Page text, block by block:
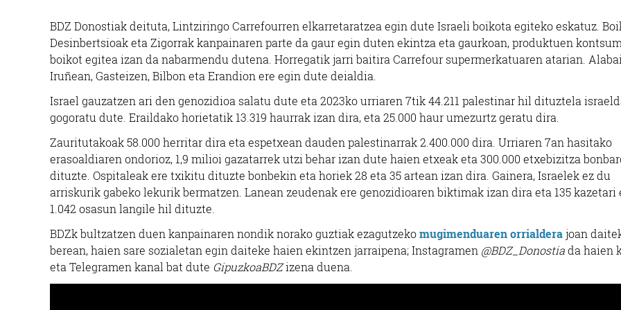
BDZ Donostiak deituta, Lintziringo Carrefourren elkarretaratzea egin dute Israeli boikota egiteko eskatuz.
Desinbertsioak eta Zigorrak kanpainaren parte da gaur egin duten ekintza eta gaurkoan, produktuen
boikot egitea izan da nabarmendu dutena. Horregatik jarri baitira Carrefour supermerkatuaren atarian.
Iruñean, Gasteizen, Bilbon eta Erandion ere egin dute deialdia.
Israel gauzatzen ari den genozidioa salatu dute eta 2023ko urriaren 7tik 44.211 palestinar hil dituztela
gogoratu dute. Eraildako horietatik 13.319 haurrak izan dira, eta 25.000 haur umezurtz geratu dira.
Zauritutakoak 58.000 herritar dira eta espetxean dauden palestinarrak 2.400.000 dira. Urriaren 7an hasitako
erasoaldiaren ondorioz, 1,9 milioi gazatarrek utzi behar izan dute haien etxeak eta 300.000 etxebizitza
dituzte. Ospitaleak ere txikitu dituzte bonbekin eta horiek 28 eta 35 artean izan dira. Gainera, Israelek ez du
arriskurik gabeko lekurik bermatzen. Lanean zeudenak ere genozidioaren biktimak izan dira eta 135 kazetari
1.042 osasun langile hil dituzte.
BDZk bultzatzen duen kanpainaren nondik norako guztiak ezagutzekomugimenduaren orrialdera joan
berean, haien sare sozialetan egin daiteke haien ekintzen jarraipena; Instagramen @BDZ_Donostiada haien
eta Telegramen kanal bat dute GipuzkoaBDZizena duena.
Barne diseinua
ETXEBARRU DENDA
Artisautza Barne diseinua
ETXEBARRU